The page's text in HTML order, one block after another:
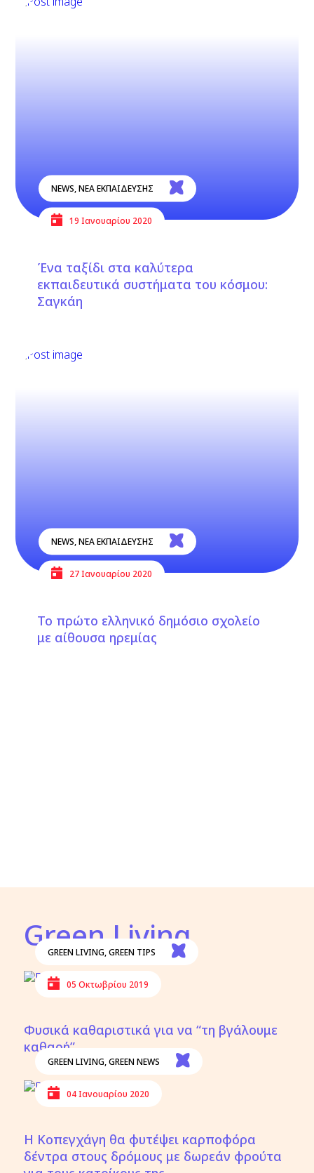
NEWS,ΝΕΑ ΕΚΠΑΙΔΕΥΣΗΣ
19 Ιανουαρίου 2020
Ένα ταξίδι στα καλύτερα
εκπαιδευτικά συστήματα του κόσμου:
Σαγκάη
NEWS,ΝΕΑ ΕΚΠΑΙΔΕΥΣΗΣ
27 Ιανουαρίου 2020
Το πρώτο ελληνικό δημόσιο σχολείο
με αίθουσα ηρεμίας
Green Living
GREEN LIVING,GREEN TIPS
05 Οκτωβρίου 2019
Φυσικά καθαριστικά για να “τη βγάλουμε
καθαρή”
GREEN LIVING,GREEN NEWS
04 Ιανουαρίου 2020
Η Κοπεγχάγη θα φυτέψει καρποφόρα
δέντρα στους δρόμους με δωρεάν φρούτα